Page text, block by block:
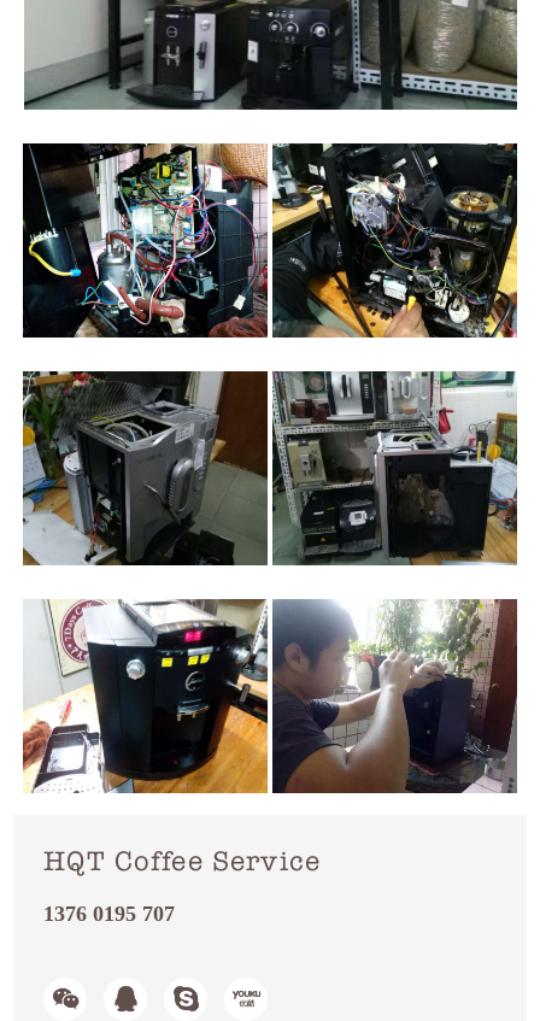
HQT Coffee Service
1376 0195 707